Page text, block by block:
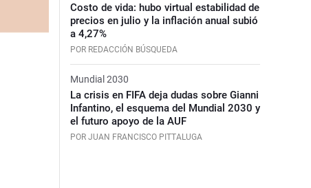
Costo de vida: hubo virtual estabilidad de
precios en julio y la inflación anual subió
a 4,27%
POR REDACCIÓN BÚSQUEDA
Mundial 2030
La crisis en FIFA deja dudas sobre Gianni
Infantino, el esquema del Mundial 2030 y
el futuro apoyo de la AUF
POR JUAN FRANCISCO PITTALUGA